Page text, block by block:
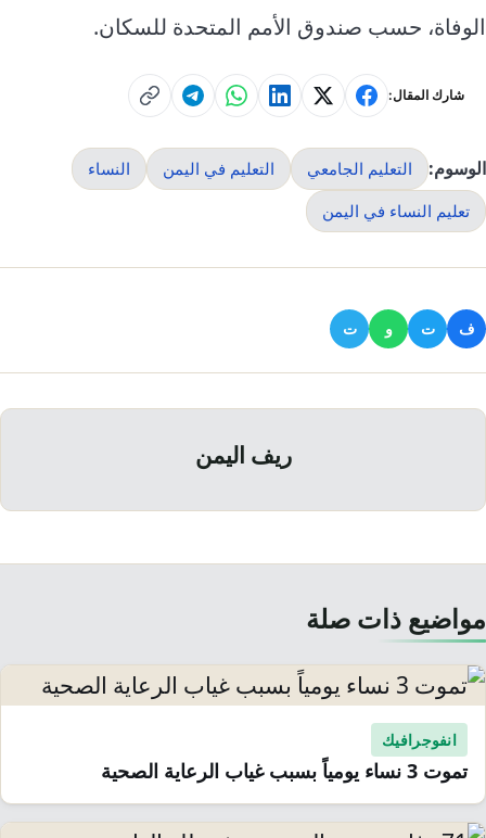
الوفاة، حسب صندوق الأمم المتحدة للسكان.
شارك المقال:
الوسوم: التعليم الجامعي التعليم في اليمن
النساء
تعليم النساء في اليمن
ف ت و ت
ريف اليمن
مواضيع ذات صلة
انفوجرافيك
تموت 3 نساء يومياً بسبب غياب الرعاية الصحية